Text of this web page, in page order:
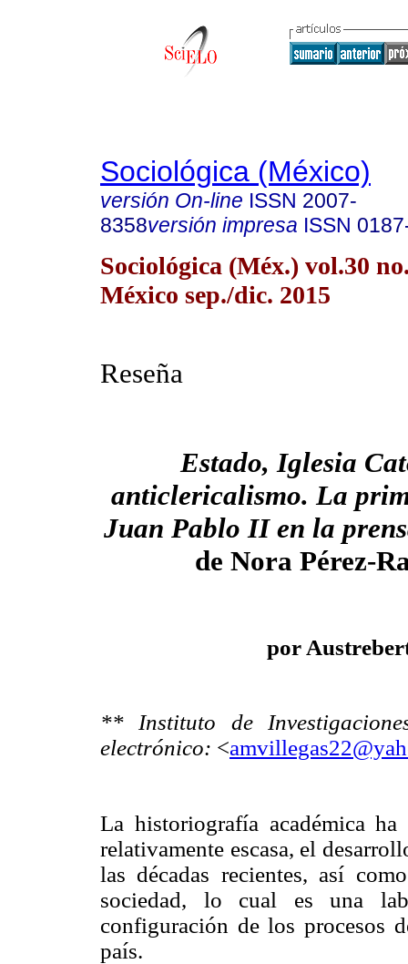
Sociológica (México)
versión On-line ISSN 2007-
8358versión impresa ISSN
Sociológica (Méx.) vol.30
México sep./dic. 2015
Reseña
Estado, Iglesia
anticlericalismo. La
Juan Pablo II en la
de Nora Pérez-
por
** Instituto de
electrónico: <
La historiografía académica
relativamente escasa, el
las décadas recientes, así
sociedad, lo cual es una
configuración de los procesos
país.